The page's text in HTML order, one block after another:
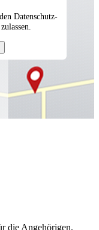
Datenschutz-
die Angehörigen,